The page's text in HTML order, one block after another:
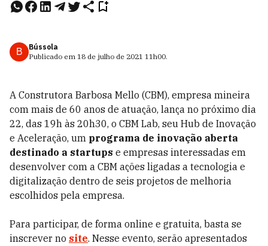
B
Bússola
Publicado em 18 de julho de 2021 11h00.
A Construtora Barbosa Mello (CBM), empresa mineira
com mais de 60 anos de atuação, lança no próximo dia
22, das 19h às 20h30, o CBM Lab, seu Hub de Inovação
e Aceleração, um programa de inovação aberta
destinado a startups e empresas interessadas em
desenvolver com a CBM ações ligadas a tecnologia e
digitalização dentro de seis projetos de melhoria
escolhidos pela empresa.
Para participar, de forma online e gratuita, basta se
inscrever no site. Nesse evento, serão apresentados